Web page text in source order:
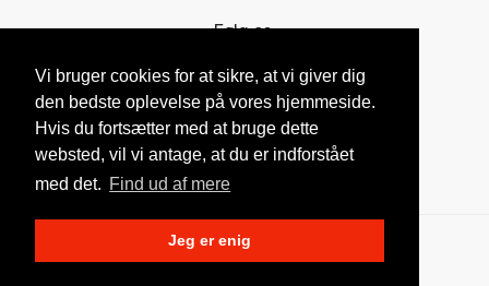
Vi bruger cookies for at sikre, at vi giver dig
den bedste oplevelse på vores hjemmeside.
Hvis du fortsætter med at bruge dette
websted, vil vi antage, at du er indforstået
med det. Find ud af mere
Jeg er enig
Følg os: